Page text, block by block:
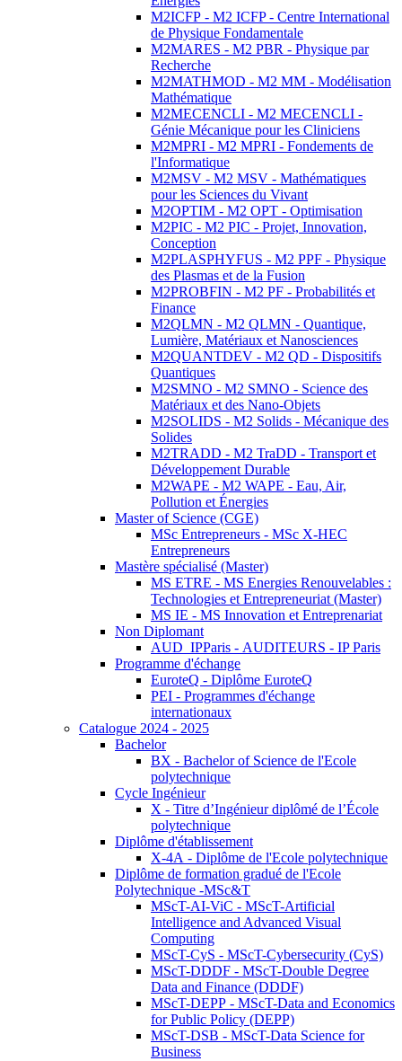
M2ICFP - M2 ICFP - Centre International
de Physique Fondamentale
M2MARES - M2 PBR - Physique par
Recherche
M2MATHMOD - M2 MM - Modélisation
Mathématique
M2MECENCLI - M2 MECENCLI -
Génie Mécanique pour les Cliniciens
M2MPRI - M2 MPRI - Fondements de
l'Informatique
M2MSV - M2 MSV - Mathématiques
pour les Sciences du Vivant
M2OPTIM - M2 OPT - Optimisation
M2PIC - M2 PIC - Projet, Innovation,
Conception
M2PLASPHYFUS - M2 PPF - Physique
des Plasmas et de la Fusion
M2PROBFIN - M2 PF - Probabilités et
Finance
M2QLMN - M2 QLMN - Quantique,
Lumière, Matériaux et Nanosciences
M2QUANTDEV - M2 QD - Dispositifs
Quantiques
M2SMNO - M2 SMNO - Science des
Matériaux et des Nano-Objets
M2SOLIDS - M2 Solids - Mécanique des
Solides
M2TRADD - M2 TraDD - Transport et
Développement Durable
M2WAPE - M2 WAPE - Eau, Air,
Pollution et Énergies
Master of Science (CGE)
MSc Entrepreneurs - MSc X-HEC
Entrepreneurs
Mastère spécialisé (Master)
MS ETRE - MS Energies Renouvelables :
Technologies et Entrepreneuriat (Master)
MS IE - MS Innovation et Entreprenariat
Non Diplomant
AUD_IPParis - AUDITEURS - IP Paris
Programme d'échange
EuroteQ - Diplôme EuroteQ
PEI - Programmes d'échange
internationaux
Catalogue 2024 - 2025
Bachelor
BX - Bachelor of Science de l'Ecole
polytechnique
Cycle Ingénieur
X - Titre d’Ingénieur diplômé de l’École
polytechnique
Diplôme d'établissement
X-4A - Diplôme de l'Ecole polytechnique
Diplôme de formation gradué de l'Ecole
Polytechnique -MSc&T
MScT-AI-ViC - MScT-Artificial
Intelligence and Advanced Visual
Computing
MScT-CyS - MScT-Cybersecurity (CyS)
MScT-DDDF - MScT-Double Degree
Data and Finance (DDDF)
MScT-DEPP - MScT-Data and Economics
for Public Policy (DEPP)
MScT-DSB - MScT-Data Science for
Business